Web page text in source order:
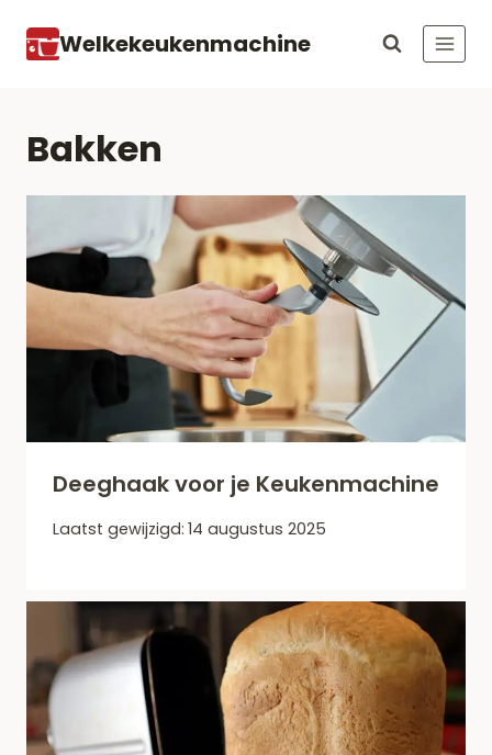
naar Welkekeukenmachine
Bakken
Deeghaak voor je Keukenmachine
Laatst gewijzigd: 14 augustus 2025